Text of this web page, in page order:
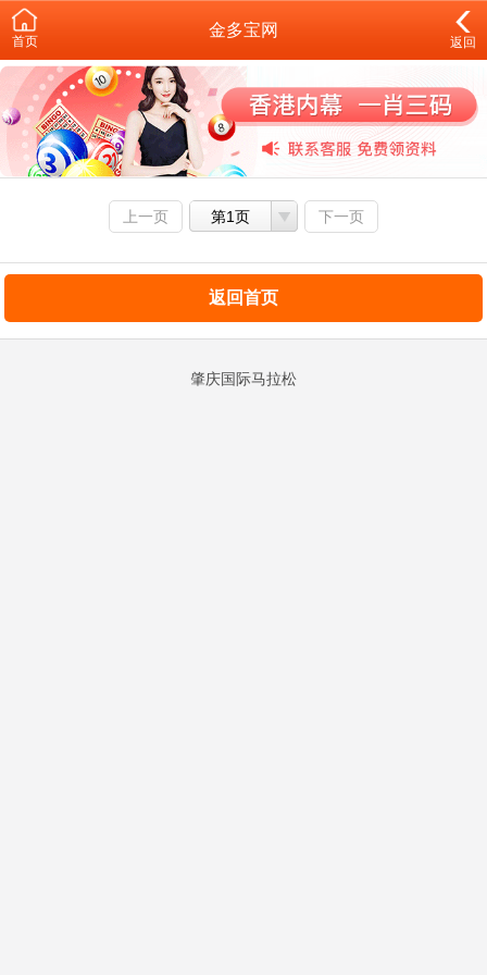
首页
金多宝网
返回
上一页 第1页 下一页
返回首页
肇庆国际马拉松